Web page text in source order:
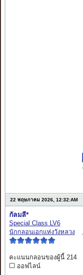
22 พฤษภาคม 2026, 12:32:AM
กัลมลี*
Special Class LV6
นักกลอนเอกแห่งวังหลวง
คะแนนกลอนของผู้นี้ 214
ออฟไลน์